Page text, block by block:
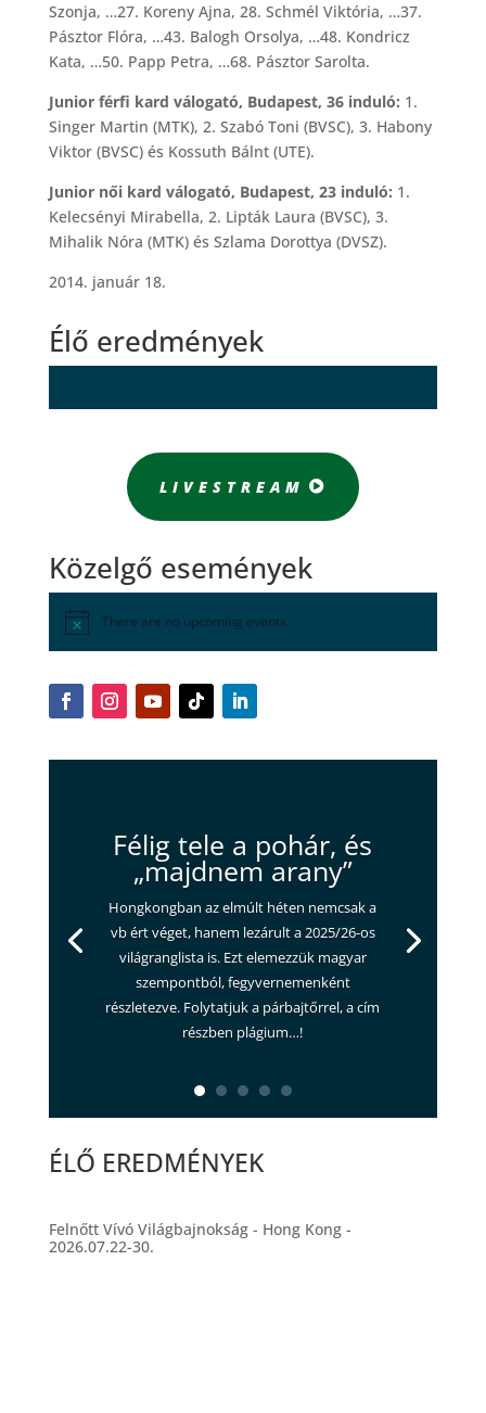
Szonja, …27. Koreny Ajna, 28. Schmél Viktória, …37.
Pásztor Flóra, …43. Balogh Orsolya, …48. Kondricz
Kata, …50. Papp Petra, …68. Pásztor Sarolta.
Junior férfi kard válogató, Budapest, 36 induló: 1.
Singer Martin (MTK), 2. Szabó Toni (BVSC), 3. Habony
Viktor (BVSC) és Kossuth Bálnt (UTE).
Junior női kard válogató, Budapest, 23 induló: 1.
Kelecsényi Mirabella, 2. Lipták Laura (BVSC), 3.
Mihalik Nóra (MTK) és Szlama Dorottya (DVSZ).
2014. január 18.
Élő eredmények
LIVESTREAM
Közelgő események
There are no upcoming events.
Félig tele a pohár, és
„majdnem arany”
Hongkongban az elmúlt héten nemcsak a
vb ért véget, hanem lezárult a 2025/26-os
világranglista is. Ezt elemezzük magyar
szempontból, fegyvernemenként
részletezve. Folytatjuk a párbajtőrrel, a cím
részben plágium…!
ÉLŐ EREDMÉNYEK
Felnőtt Vívó Világbajnokság - Hong Kong -
2026.07.22-30.